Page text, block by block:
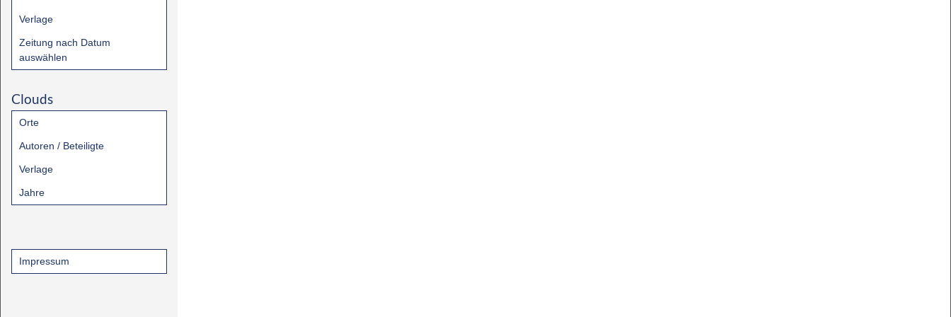
Verlage
Zeitung nach Datum
auswählen
Clouds
Orte
Autoren / Beteiligte
Verlage
Jahre
Impressum